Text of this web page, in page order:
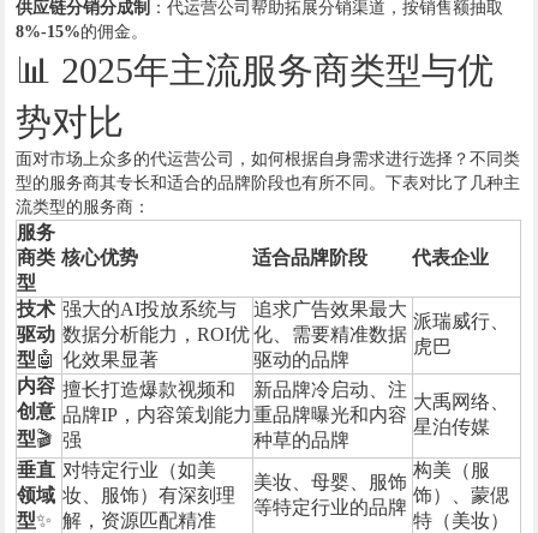
供应链分销分成制 ：代运营公司帮助拓展分销渠道，按销售额抽取
8%-15%的佣金。
📊 2025年主流服务商类型与优
势对比
面对市场上众多的代运营公司，如何根据自身需求进行选择？不同类
型的服务商其专长和适合的品牌阶段也有所不同。下表对比了几种主
流类型的服务商：
服务
商类
型
核心优势 适合品牌阶段 代表企业
技术
驱动
型🤖
强大的AI投放系统与
数据分析能力，ROI优
化效果显著
追求广告效果最大
化、需要精准数据
驱动的品牌
派瑞威行、
虎巴
内容
创意
型🎬
擅长打造爆款视频和
品牌IP，内容策划能力
强
新品牌冷启动、注
重品牌曝光和内容
种草的品牌
大禹网络、
星泊传媒
垂直
领域
型✨
对特定行业（如美
妆、服饰）有深刻理
解，资源匹配精准
美妆、母婴、服饰
等特定行业的品牌
构美（服
饰）、蒙偲
特（美妆）